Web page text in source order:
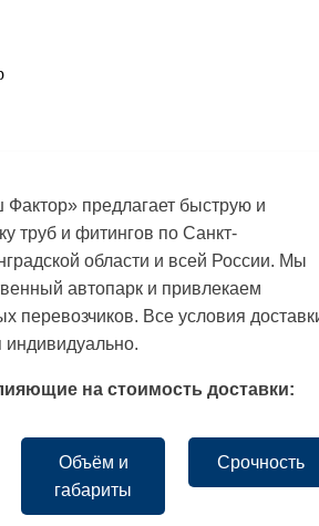
предлагает быструю и
труб и фитингов по Санкт-
области и всей России. Мы
автопарк и привлекаем
перевозчиков. Все условия
на стоимость доставки:
Объём и
габариты
Срочность